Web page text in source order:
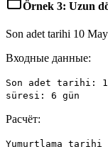
Örnek 3: Uzun
Son adet tarihi 10
Входные данные:
Son adet tarihi:
süresi: 6 gün
Расчёт:
Yumurtlama tarihi